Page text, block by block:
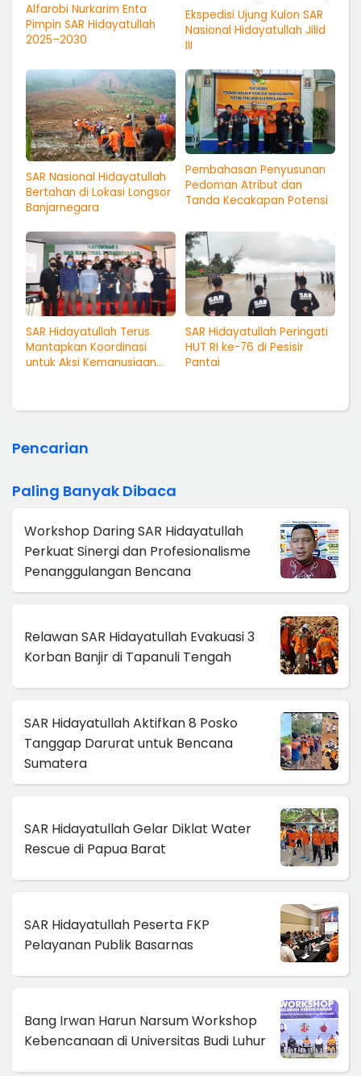
Alfarobi Nurkarim Enta
Pimpin SAR Hidayatullah
2025–2030
Ekspedisi Ujung Kulon SAR
Nasional Hidayatullah Jilid
III
SAR Nasional Hidayatullah
Bertahan di Lokasi Longsor
Banjarnegara
Pembahasan Penyusunan
Pedoman Atribut dan
Tanda Kecakapan Potensi
SAR Hidayatullah Terus
Mantapkan Koordinasi
untuk Aksi Kemanusiaan
SAR Hidayatullah Peringati
HUT RI ke-76 di Pesisir
Pantai
Pencarian
Paling Banyak Dibaca
Workshop Daring SAR Hidayatullah
Perkuat Sinergi dan Profesionalisme
Penanggulangan Bencana
Relawan SAR Hidayatullah Evakuasi 3
Korban Banjir di Tapanuli Tengah
SAR Hidayatullah Aktifkan 8 Posko
Tanggap Darurat untuk Bencana
Sumatera
SAR Hidayatullah Gelar Diklat Water
Rescue di Papua Barat
SAR Hidayatullah Peserta FKP
Pelayanan Publik Basarnas
Bang Irwan Harun Narsum Workshop
Kebencanaan di Universitas Budi Luhur